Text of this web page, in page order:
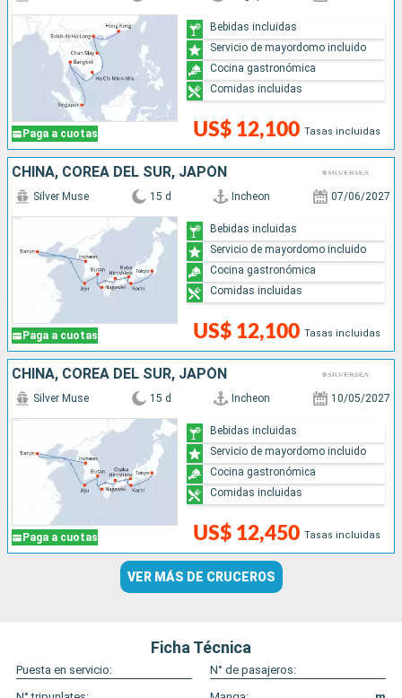
Paga a cuotas US$ 12,100 Tasas incluidas
Bebidas incluidas
Servicio de mayordomo incluido
Cocina gastronómica
Comidas incluidas
CHINA, COREA DEL SUR, JAPÓN
Paga a cuotas
Silver Muse 15 d Incheon 07/06/2027
US$ 12,100 Tasas incluidas
Bebidas incluidas
Servicio de mayordomo incluido
Cocina gastronómica
Comidas incluidas
CHINA, COREA DEL SUR, JAPÓN
Paga a cuotas
Silver Muse 15 d Incheon 10/05/2027
US$ 12,450 Tasas incluidas
Bebidas incluidas
Servicio de mayordomo incluido
Cocina gastronómica
Comidas incluidas
VER MÁS DE CRUCEROS
Ficha Técnica
Puesta en servicio:
N° de pasajeros: